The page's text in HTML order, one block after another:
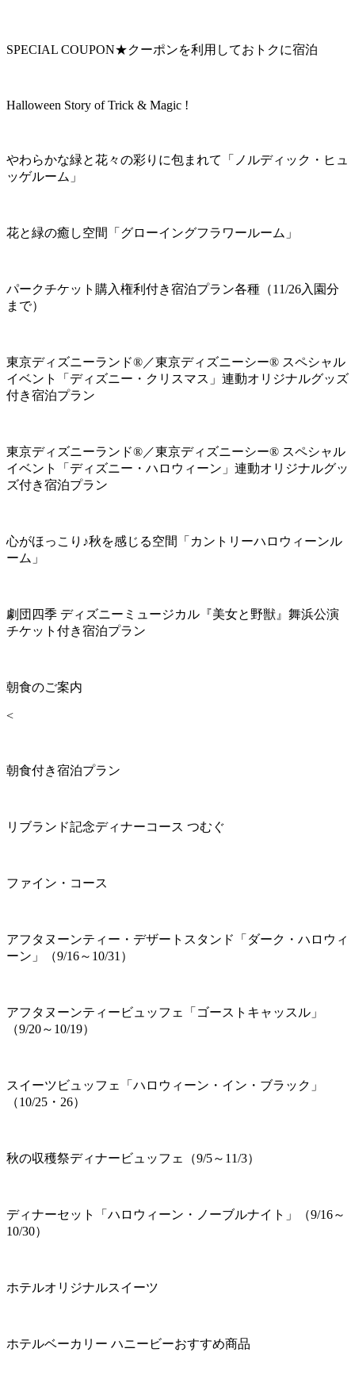
SPECIAL COUPON★クーポンを利用しておトクに宿泊
Halloween Story of Trick & Magic !
やわらかな緑と花々の彩りに包まれて「ノルディック・ヒュ
ッゲルーム」
花と緑の癒し空間「グローイングフラワールーム」
パークチケット購入権利付き宿泊プラン各種（11/26入園分
まで）
東京ディズニーランド®／東京ディズニーシー® スペシャル
イベント「ディズニー・クリスマス」連動オリジナルグッズ
付き宿泊プラン
東京ディズニーランド®／東京ディズニーシー® スペシャル
イベント「ディズニー・ハロウィーン」連動オリジナルグッ
ズ付き宿泊プラン
心がほっこり♪秋を感じる空間「カントリーハロウィーンル
ーム」
劇団四季 ディズニーミュージカル『美女と野獣』舞浜公演
チケット付き宿泊プラン
朝食のご案内
<
朝食付き宿泊プラン
リブランド記念ディナーコース つむぐ
ファイン・コース
アフタヌーンティー・デザートスタンド「ダーク・ハロウィ
ーン」（9/16～10/31）
アフタヌーンティービュッフェ「ゴーストキャッスル」
（9/20～10/19）
スイーツビュッフェ「ハロウィーン・イン・ブラック」
（10/25・26）
秋の収穫祭ディナービュッフェ（9/5～11/3）
ディナーセット「ハロウィーン・ノーブルナイト」（9/16～
10/30）
ホテルオリジナルスイーツ
ホテルベーカリー ハニービーおすすめ商品